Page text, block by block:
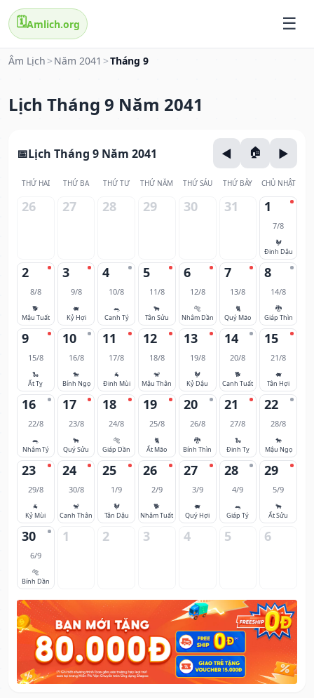
🗓️Amlich.org
Âm Lịch > Năm 2041 >Tháng 9
Lịch Tháng 9 Năm 2041
Lịch Tháng 9 Năm 2041
THỨ HAI THỨ BA THỨ TƯ THỨ NĂM THỨ SÁU THỨ BẢY CHỦ NHẬT
26 27 28 29 30 31 1
7/8
🐓
Đinh Dậu
2
8/8
🐕
Mậu Tuất
3
9/8
🐖
Kỷ Hợi
4
10/8
🐀
Canh Tý
5
11/8
🐂
Tân Sửu
6
12/8
🐅
Nhâm Dần
7
13/8
🐈
Quý Mão
8
14/8
🐉
Giáp Thìn
9
15/8
🐍
Ất Tỵ
10
16/8
🐎
Bính Ngọ
11
17/8
🐐
Đinh Mùi
12
18/8
🐒
Mậu Thân
13
19/8
🐓
Kỷ Dậu
14
20/8
🐕
Canh Tuất
15
21/8
🐖
Tân Hợi
16
22/8
🐀
Nhâm Tý
17
23/8
🐂
Quý Sửu
18
24/8
🐅
Giáp Dần
19
25/8
🐈
Ất Mão
20
26/8
🐉
Bính Thìn
21
27/8
🐍
Đinh Tỵ
22
28/8
🐎
Mậu Ngọ
23
29/8
🐐
Kỷ Mùi
24
30/8
🐒
Canh Thân
25
1/9
🐓
Tân Dậu
26
2/9
🐕
Nhâm Tuất
27
3/9
🐖
Quý Hợi
28
4/9
🐀
Giáp Tý
29
5/9
🐂
Ất Sửu
30
6/9
🐅
Bính Dần
1 2 3 4 5 6